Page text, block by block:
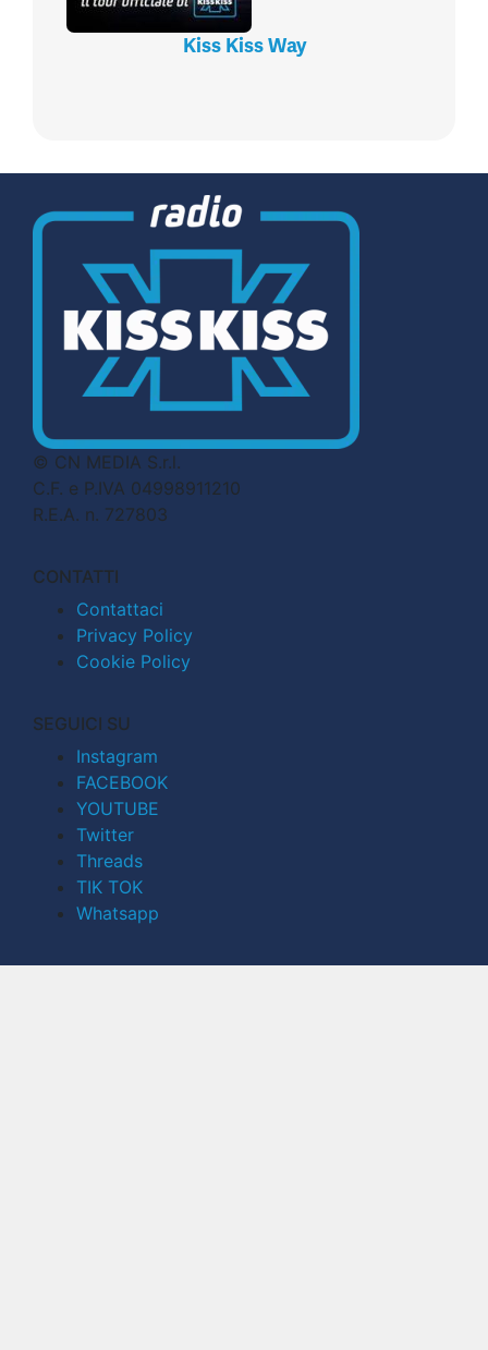
Kiss Kiss Way
© CN MEDIA S.r.l.
C.F. e P.IVA 04998911210
R.E.A. n. 727803
CONTATTI
Contattaci
Privacy Policy
Cookie Policy
SEGUICI SU
Instagram
FACEBOOK
YOUTUBE
Twitter
Threads
TIK TOK
Whatsapp